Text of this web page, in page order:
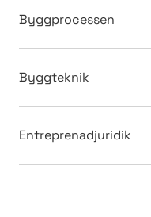
Byggprocessen
Byggteknik
Entreprenadjuridik